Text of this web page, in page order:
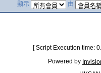
顯示 由
[ Script Execution time:
Powered by